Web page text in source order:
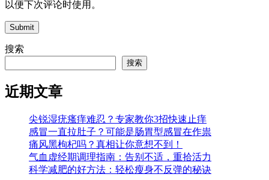
以便下次评论时使用。
Submit
搜索
搜索
近期文章
尖锐湿疣瘙痒难忍？专家教你3招快速止痒
感冒一直拉肚子？可能是肠胃型感冒在作祟
痛风黑枸杞吗？真相让你意想不到！
气血虚经期调理指南：告别不适，重拾活力
科学减肥的好方法：轻松瘦身不反弹的秘诀